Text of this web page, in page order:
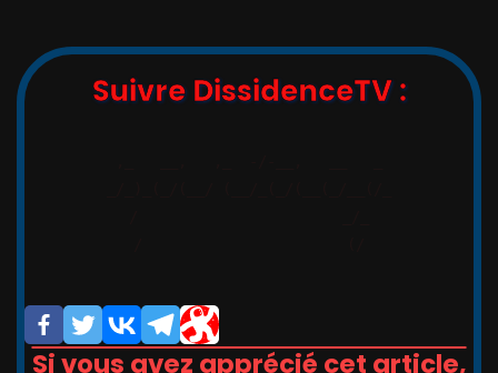
Suivre DissidenceTV :
Si vous avez apprécié cet article,